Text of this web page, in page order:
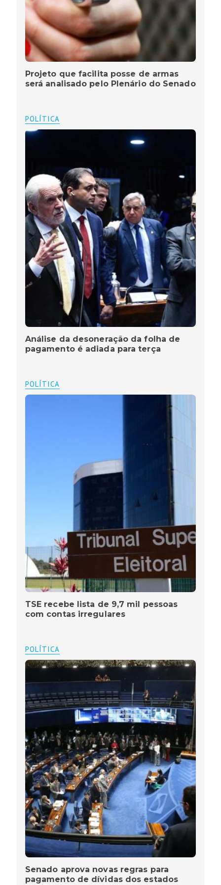
Projeto que facilita posse de armas
será analisado pelo Plenário do Senado
POLÍTICA
Análise da desoneração da folha de
pagamento é adiada para terça
POLÍTICA
TSE recebe lista de 9,7 mil pessoas
com contas irregulares
POLÍTICA
Senado aprova novas regras para
pagamento de dívidas dos estados